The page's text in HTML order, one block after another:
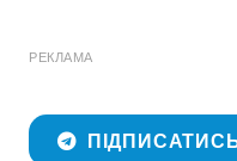
РЕКЛАМА